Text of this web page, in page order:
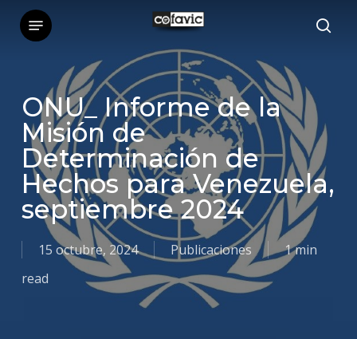
Skip
content
Menu
ONU_ Informe de la
Misión de
Determinación de
Hechos para Venezuela,
septiembre 2024
15 octubre, 2024 Publicaciones
1 min
read